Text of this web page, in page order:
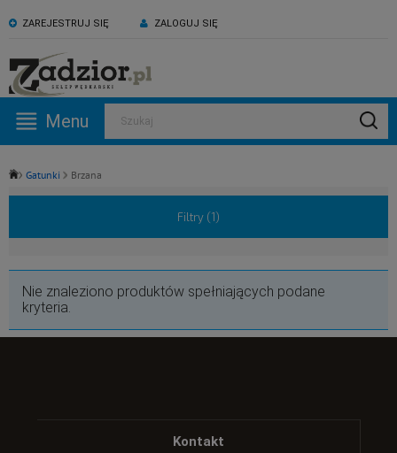
ZAREJESTRUJ SIĘ ZALOGUJ SIĘ
KONTAKT:
530 582 918
Pn -Pt: 09:00 - 17:00
ZAPRASZAMY NA NASZ
Menu Szukaj
Gatunki Brzana
Filtry (1)
Nie znaleziono produktów spełniających podane
kryteria.
Kontakt